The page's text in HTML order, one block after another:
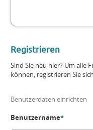
Registrieren
Sind Sie neu hier? Um alle
können, registrieren Sie
Benutzerdaten einrichten
Benutzername*